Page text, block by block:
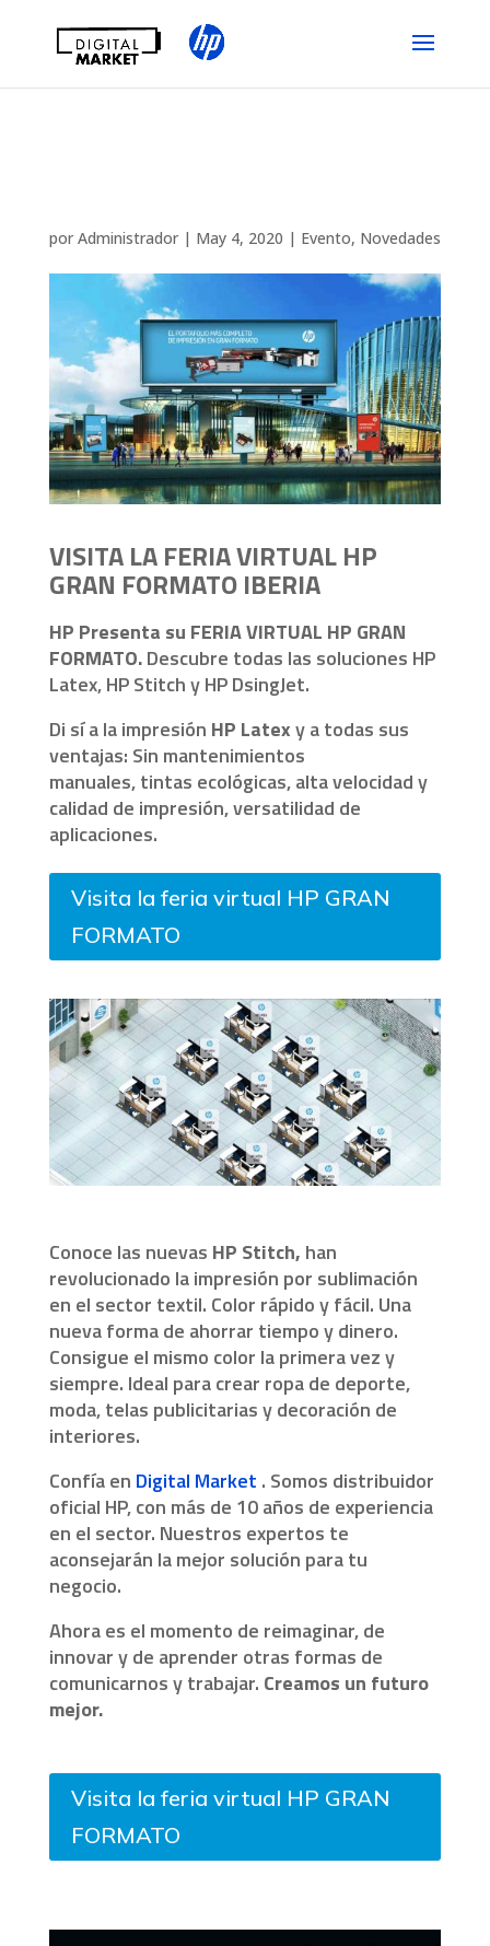
por Administrador| May 4, 2020 | Evento, Novedades
VISITA LA FERIA VIRTUAL HP
GRAN FORMATO IBERIA
HP Presenta su FERIA VIRTUAL HP GRAN
FORMATO.Descubre todas las soluciones HP
Latex, HP Stitch y HP DsingJet.
Di sí a la impresión HP Latexy a todas sus
ventajas: Sin mantenimientos
manuales,tintas ecológicas, alta velocidad y
calidad de impresión,versatilidad de
aplicaciones.
Visita la feria virtual HP GRAN
FORMATO
Conoce las nuevas HP Stitch, han
revolucionado la impresión por sublimación
en el sector textil. Color rápido y fácil. Una
nueva forma de ahorrar tiempo y dinero.
Consigue el mismo color la primera vez y
siempre. Ideal para crear ropa de deporte,
moda, telas publicitarias y decoración de
interiores.
Confía en Digital Market . Somos distribuidor
oficial HP, con más de 10 años de experiencia
en el sector. Nuestros expertos te
aconsejarán la mejor solución para tu
negocio.
Ahora es el momento de reimaginar, de
innovar y de aprender otras formas de
comunicarnos y trabajar. Creamos un futuro
mejor.
Visita la feria virtual HP GRAN
FORMATO